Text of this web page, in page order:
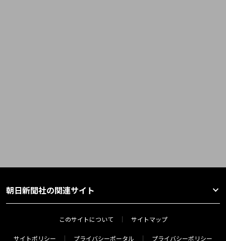
朝日新聞社の関連サイト
このサイトについて サイトマップ
サイトポリシー プライバシーポータル プライバシーポリシー